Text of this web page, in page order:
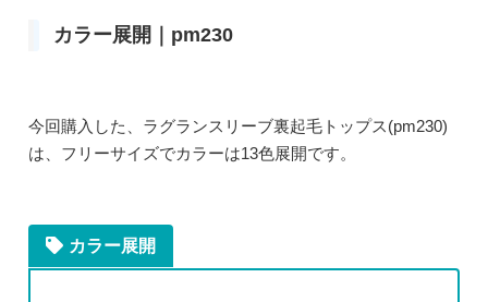
カラー展開｜pm230
今回購入した、ラグランスリーブ裏起毛トップス(pm230)
は、フリーサイズでカラーは13色展開です。
カラー展開